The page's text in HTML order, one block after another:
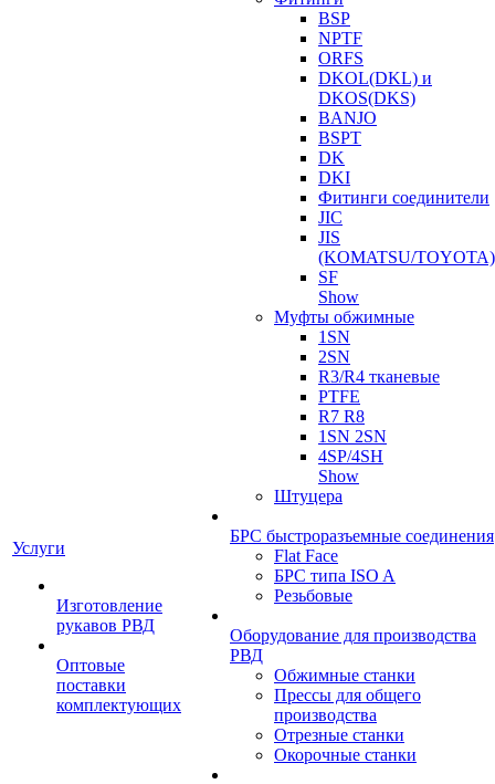
Услуги
Изготовление
рукавов РВД
Оптовые
поставки
комплектующих
BSP
NPTF
ORFS
DKOL(DKL) и
DKOS(DKS)
BANJO
BSPT
DK
DKI
Фитинги соединители
JIC
JIS
(KOMATSU/TOYOTA)
SF
Show
Муфты обжимные
1SN
2SN
R3/R4 тканевые
PTFE
R7 R8
1SN 2SN
4SP/4SH
Show
Штуцера
БРС быстроразъемные соединения
Flat Face
БРС типа ISO A
Резьбовые
Оборудование для производства
РВД
Обжимные станки
Прессы для общего
производства
Отрезные станки
Окорочные станки